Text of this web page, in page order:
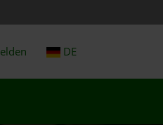
DE